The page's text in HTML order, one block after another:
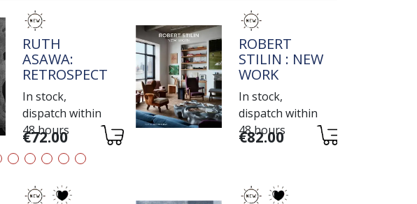
TITRE
RUTH
ASAWA:
RETROSPECTIVE
In stock,
dispatch within
48 hours
Variations
€72.00
TITRE
ROBERT
STILIN : NEW
WORK
In stock,
dispatch within
48 hours
Variations
€82.00